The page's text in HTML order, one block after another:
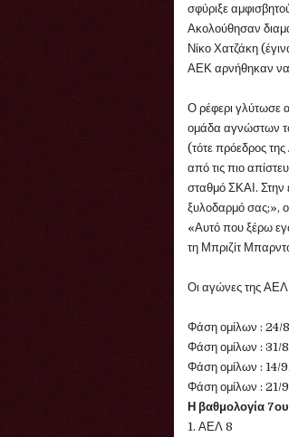
σφύριξε
Ακολούθησαν
Νίκο Χατζάκη
ΑΕΚ αρνήθηκαν
Ο ρέφερι γλύτωσε
ομάδα αγνώστων
(τότε πρόεδρος
από τις πιο
σταθμό ΣΚΑΙ. Στην
ξυλοδαρμό σας;», ο
«Αυτό που ξέρω
τη Μπριζίτ
Οι αγώνες της ΑΕΛ
Φάση ομίλων : 24/
Φάση ομίλων : 31/
Φάση ομίλων : 14/
Φάση ομίλων : 21/
Η βαθμολογία
1. ΑΕΛ 8